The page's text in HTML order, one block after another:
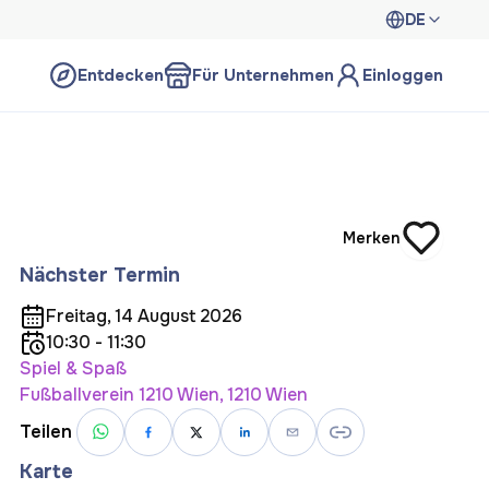
DE
Entdecken Für Unternehmen Einloggen
Merken
Nächster Termin
Freitag, 14 August 2026
10:30 - 11:30
Spiel & Spaß
Fußballverein 1210 Wien, 1210 Wien
Teilen
Karte